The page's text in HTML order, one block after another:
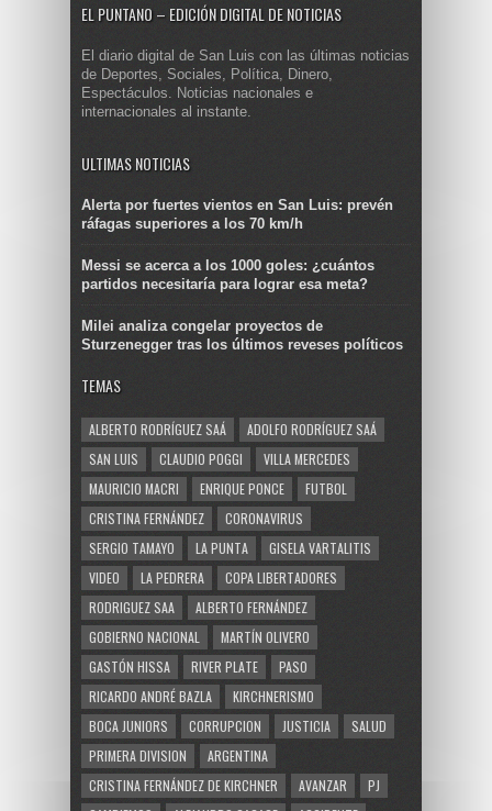
EL PUNTANO – EDICIÓN DIGITAL DE NOTICIAS
El diario digital de San Luis con las últimas noticias
de Deportes, Sociales, Política, Dinero,
Espectáculos. Noticias nacionales e
internacionales al instante.
ULTIMAS NOTICIAS
Alerta por fuertes vientos en San Luis: prevén
ráfagas superiores a los 70 km/h
Messi se acerca a los 1000 goles: ¿cuántos
partidos necesitaría para lograr esa meta?
Milei analiza congelar proyectos de
Sturzenegger tras los últimos reveses políticos
TEMAS
ALBERTO RODRÍGUEZ SAÁ
ADOLFO RODRÍGUEZ SAÁ
SAN LUIS
CLAUDIO POGGI
VILLA MERCEDES
MAURICIO MACRI
ENRIQUE PONCE
FUTBOL
CRISTINA FERNÁNDEZ
CORONAVIRUS
SERGIO TAMAYO
LA PUNTA
GISELA VARTALITIS
VIDEO
LA PEDRERA
COPA LIBERTADORES
RODRIGUEZ SAA
ALBERTO FERNÁNDEZ
GOBIERNO NACIONAL
MARTÍN OLIVERO
GASTÓN HISSA
RIVER PLATE
PASO
RICARDO ANDRÉ BAZLA
KIRCHNERISMO
BOCA JUNIORS
CORRUPCION JUSTICIA
SALUD
PRIMERA DIVISION
ARGENTINA
CRISTINA FERNÁNDEZ DE KIRCHNER
AVANZAR
PJ